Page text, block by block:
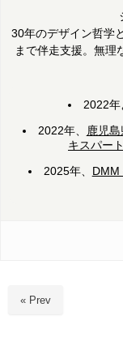
30年のデザイン哲学
まで伴走支援。無理
2022年
2022年、 鹿児
キスパー
2025年、 DMM
« Prev